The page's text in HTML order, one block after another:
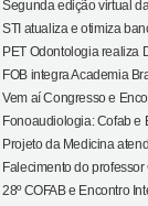
Segunda edição virtual
STI atualiza e otimiza
PET Odontologia realiza
FOB integra Academia
Vem aí Congresso e
Fonoaudiologia: Cofab e
Projeto da Medicina
Falecimento do
28º COFAB e Encontro